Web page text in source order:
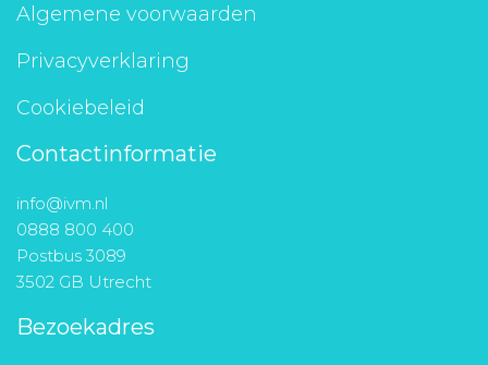
Algemene voorwaarden
Privacyverklaring
Cookiebeleid
Contactinformatie
info@ivm.nl
0888 800 400
Postbus 3089
3502 GB Utrecht
Bezoekadres